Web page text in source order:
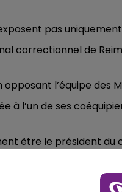
pas
correctionnel de
l’équipe des
à l’un de ses
être le président du
public », le
six mois.